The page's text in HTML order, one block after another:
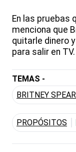
En las pruebas
menciona que
quitarle dinero
para salir en TV.
TEMAS -
BRITNEY
PROPÓSITOS